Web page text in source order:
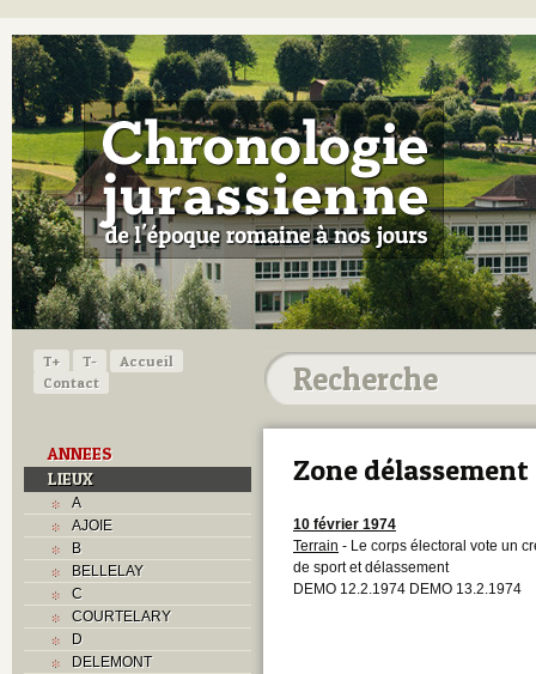
T+ T-
Accueil
Contact
ANNEES
LIEUX
A
AJOIE
B
BELLELAY
C
COURTELARY
D
DELEMONT
Zone délassement
10 février 1974
Terrain - Le corps électoral vote un
de sport et délassement
DEMO 12.2.1974 DEMO 13.2.1974